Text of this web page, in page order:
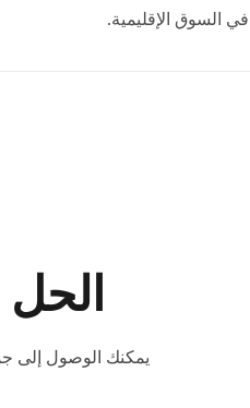
السوق الإقليمية.
يمكنك الوصول إلى